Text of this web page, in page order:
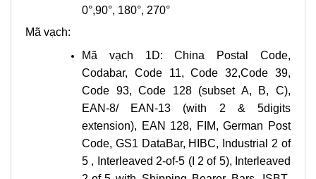
0°,90°, 180°, 270°
Mã vạch:
Mã vạch 1D: China Postal Code,
Codabar, Code 11, Code 32,Code 39,
Code 93, Code 128 (subset A, B, C),
EAN-8/ EAN-13 (with 2 & 5digits
extension), EAN 128, FIM, German Post
Code, GS1 DataBar, HIBC, Industrial 2 of
5 , Interleaved 2-of-5 (I 2 of 5), Interleaved